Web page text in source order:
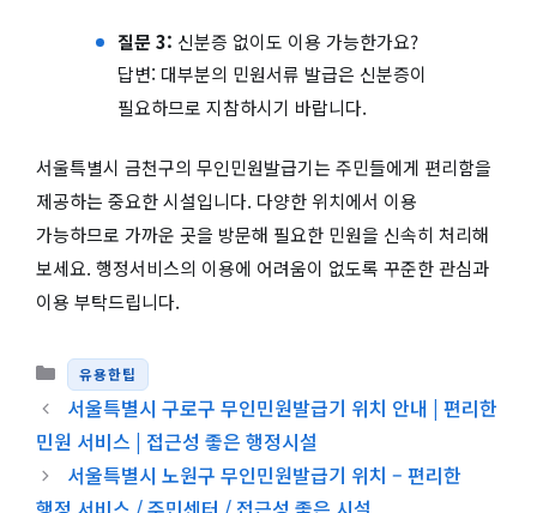
질문 3: 신분증 없이도 이용 가능한가요?
답변: 대부분의 민원서류 발급은 신분증이
필요하므로 지참하시기 바랍니다.
서울특별시 금천구의 무인민원발급기는 주민들에게 편리함을
제공하는 중요한 시설입니다. 다양한 위치에서 이용
가능하므로 가까운 곳을 방문해 필요한 민원을 신속히 처리해
보세요. 행정서비스의 이용에 어려움이 없도록 꾸준한 관심과
이용 부탁드립니다.
카테고리
유용한팁
서울특별시 구로구 무인민원발급기 위치 안내 | 편리한
민원 서비스 | 접근성 좋은 행정시설
서울특별시 노원구 무인민원발급기 위치 – 편리한